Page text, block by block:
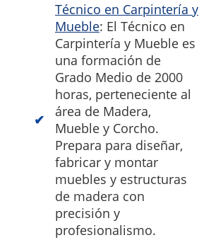
Técnico en Carpintería y
Mueble: El Técnico en
Carpintería y Mueble es
una formación de
Grado Medio de 2000
horas, perteneciente al
área de Madera,
Mueble y Corcho.
Prepara para diseñar,
fabricar y montar
muebles y estructuras
de madera con
precisión y
profesionalismo.